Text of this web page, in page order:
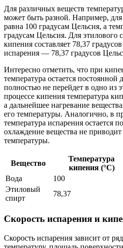
Для различных веществ
может быть разной. Например,
равна 100 градусам Цельсия, а
градусам Цельсия. Для этилового
кипения составляет 78,37
испарения — 78,37 градусов
Интересно отметить, что при
температура остается постоянной
полностью не перейдет в одно из
процессе кипения температура
а дальнейшее нагревание
его температуры. Аналогично, в
температура испарения остается
охлаждение вещества не
температуры.
Вещество
Температура
кипения (°C)
Вода
100
Этиловый
спирт
78,37
Скорость испарения и
Скорость испарения зависит от